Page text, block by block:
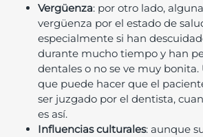
Vergüenza: por otro lado,
vergüenza por el estado de
especialmente si han
durante mucho tiempo y han
dentales o no se ve muy bonita.
que puede hacer que el
ser juzgado por el dentista,
es así.
Influencias culturales: aunque